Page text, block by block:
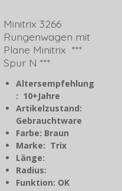
Minitrix 3266
Rungenwagen mit
Plane Minitrix ***
Spur N ***
Altersempfehlung
: 10+Jahre
Artikelzustand:
Gebrauchtware
Farbe: Braun
Marke: Trix
Länge:
Radius:
Funktion: OK